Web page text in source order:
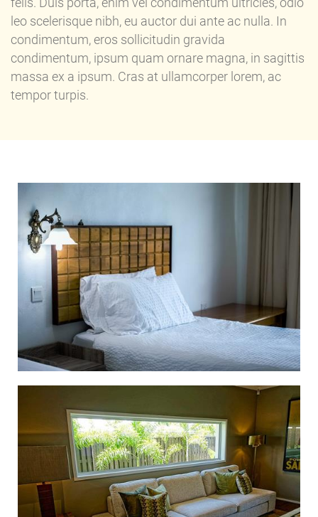
felis. Duis porta, enim vel condimentum ultricies, odio
leo scelerisque nibh, eu auctor dui ante ac nulla. In
condimentum, eros sollicitudin gravida
condimentum, ipsum quam ornare magna, in sagittis
massa ex a ipsum. Cras at ullamcorper lorem, ac
tempor turpis.